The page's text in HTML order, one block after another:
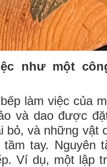
như một
làm việc của
và dao được
bỏ, và những vật
tay. Nguyên
Ví dụ, một lập